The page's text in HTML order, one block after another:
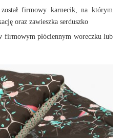
firmowy karnecik, na którym
oraz zawieszka serduszko
firmowym płóciennym woreczku lub